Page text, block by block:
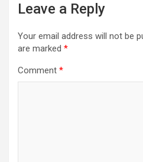
Leave a Reply
Your email address will not be
are marked *
Comment *